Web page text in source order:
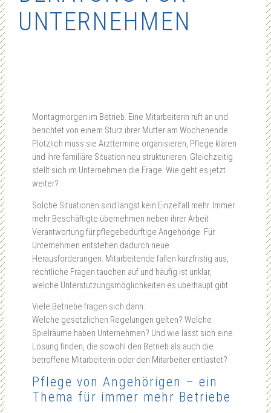
UNTERNEHMEN
Montagmorgen im Betrieb. Eine Mitarbeiterin ruft an und
berichtet von einem Sturz ihrer Mutter am Wochenende.
Plötzlich muss sie Arzttermine organisieren, Pflege klären
und ihre familiäre Situation neu strukturieren. Gleichzeitig
stellt sich im Unternehmen die Frage: Wie geht es jetzt
weiter?
Solche Situationen sind längst kein Einzelfall mehr. Immer
mehr Beschäftigte übernehmen neben ihrer Arbeit
Verantwortung für pflegebedürftige Angehörige. Für
Unternehmen entstehen dadurch neue
Herausforderungen: Mitarbeitende fallen kurzfristig aus,
rechtliche Fragen tauchen auf und häufig ist unklar,
welche Unterstützungsmöglichkeiten es überhaupt gibt.
Viele Betriebe fragen sich dann:
Welche gesetzlichen Regelungen gelten? Welche
Spielräume haben Unternehmen? Und wie lässt sich eine
Lösung finden, die sowohl den Betrieb als auch die
betroffene Mitarbeiterin oder den Mitarbeiter entlastet?
Pflege von Angehörigen – ein
Thema für immer mehr Betriebe